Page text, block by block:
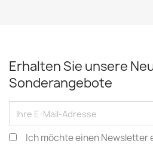
Erhalten Sie unsere
Sonderangebote
Ich möchte einen Newsletter